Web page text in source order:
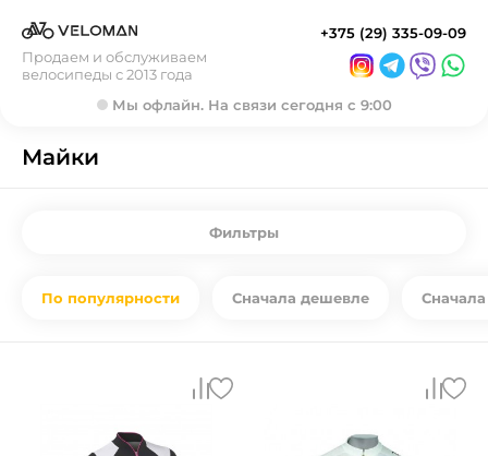
Продаем и обслуживаем
велосипеды с 2013 года
+375 (29) 335-09-09
Мы офлайн. На связи сегодня с 9:00
Майки
Фильтры
По популярности Сначала дешевле